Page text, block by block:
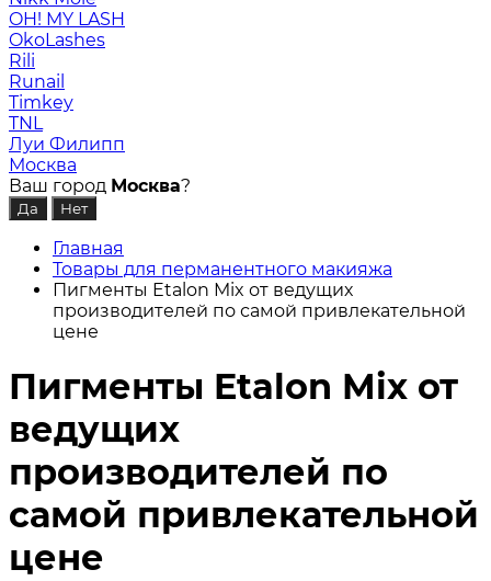
OH! MY LASH
OkoLashes
Rili
Runail
Timkey
TNL
Луи Филипп
Москва
Ваш город Москва?
Главная
Товары для перманентного макияжа
Пигменты Etalon Mix от ведущих
производителей по самой привлекательной
цене
Пигменты Etalon Mix от
ведущих
производителей по
самой привлекательной
цене